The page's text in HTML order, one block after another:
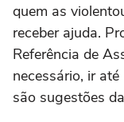
quem as
receber ajuda.
Referência de
necessário, ir
são sugestões